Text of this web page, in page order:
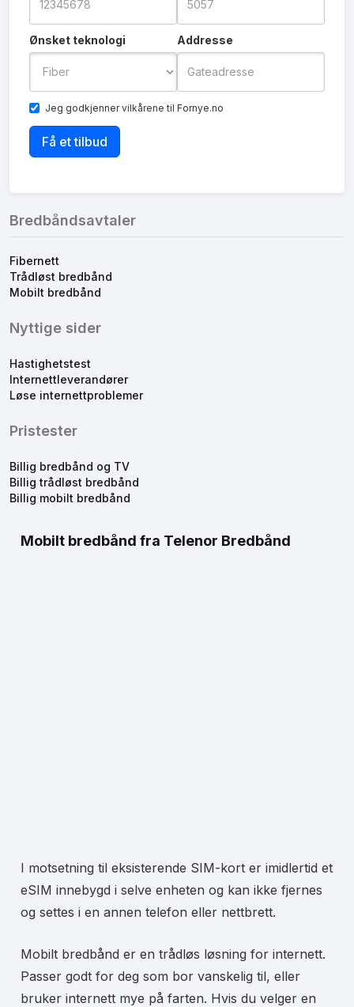
Ønsket teknologi Addresse
Jeg godkjennervilkårene til Fornye.no
Bredbåndsavtaler
Fibernett
Trådløst bredbånd
Mobilt bredbånd
Nyttige sider
Hastighetstest
Internettleverandører
Løse internettproblemer
Pristester
Billig bredbånd og TV
Billig trådløst bredbånd
Billig mobilt bredbånd
Mobilt bredbånd fra Telenor Bredbånd
I motsetning til eksisterende SIM-kort er imidlertid et
eSIM innebygd i selve enheten og kan ikke fjernes
og settes i en annen telefon eller nettbrett.
Mobilt bredbånd er en trådløs løsning for internett.
Passer godt for deg som bor vanskelig til, eller
bruker internett mye på farten. Hvis du velger en